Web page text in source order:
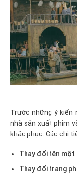
Trước những ý kiến
nhà sản xuất phim
khắc phục. Các chi
Thay đổi tên một
Thay đổi trang